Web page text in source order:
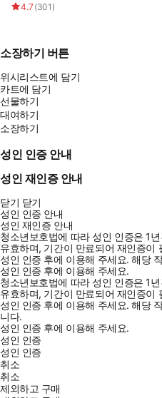
4.7 (301 )
소장하기 버튼
위시리스트에 담기
카트에 담기
선물하기
대여하기
소장하기
성인 인증 안내
성인 재인증 안내
닫기 닫기
성인 인증 안내
성인 재인증 안내
청소년보호법에 따라 성인 인증은 1
유효하며, 기간이 만료되어 재인증이
성인 인증 후에 이용해 주세요.해당
성인 인증 후에 이용해 주세요.
청소년보호법에 따라 성인 인증은 1
유효하며, 기간이 만료되어 재인증이
성인 인증 후에 이용해 주세요.해당
니다.
성인 인증 후에 이용해 주세요.
성인 인증
성인 인증
취소
취소
제외하고 구매